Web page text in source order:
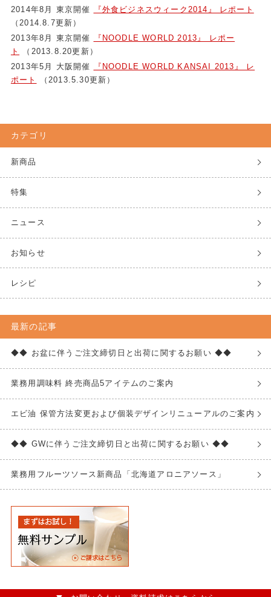
2014年8月 東京開催
『外食ビジネスウィーク2014』 レポート
（2014.8.7更新）
2013年8月 東京開催
『NOODLE WORLD 2013』 レポー
ト
（2013.8.20更新）
2013年5月 大阪開催
『NOODLE WORLD KANSAI 2013』 レ
ポート
（2013.5.30更新）
カテゴリ
新商品
特集
ニュース
お知らせ
レシピ
最新の記事
◆◆ お盆に伴うご注文締切日と出荷に関するお願い ◆◆
業務用調味料 終売商品5アイテムのご案内
エビ油 保管方法変更および個装デザインリニューアルのご案内
◆◆ GWに伴うご注文締切日と出荷に関するお願い ◆◆
業務用フルーツソース新商品「北海道アロニアソース」